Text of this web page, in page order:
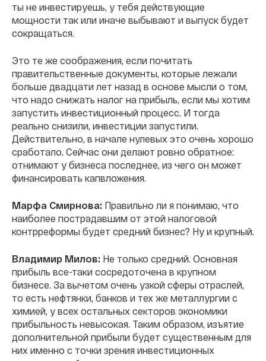
ты не инвестируешь, у тебя действующие
мощности так или иначе выбывают и выпуск будет
сокращаться.
Это те же соображения, если почитать
правительственные документы, которые лежали
больше двадцати лет назад в основе мысли о том,
что надо снижать налог на прибыль, если мы хотим
запустить инвестиционный процесс. И тогда
реально снизили, инвестиции запустили.
Действительно, в начале нулевых это очень хорошо
сработало. Сейчас они делают ровно обратное:
отнимают у бизнеса последнее, из чего он может
финансировать капвложения.
Марфа Смирнова: Правильно ли я понимаю, что
наиболее пострадавшим от этой налоговой
контрреформы будет средний бизнес? Ну и крупный.
Владимир Милов: Не только средний. Основная
прибыль все-таки сосредоточена в крупном
бизнесе. За вычетом очень узкой сферы отраслей,
то есть нефтянки, банков и тех же металлургии с
химией, у всех остальных секторов экономики
прибыльность невысокая. Таким образом, изъятие
дополнительной прибыли будет существенным для
них именно с точки зрения инвестиционных